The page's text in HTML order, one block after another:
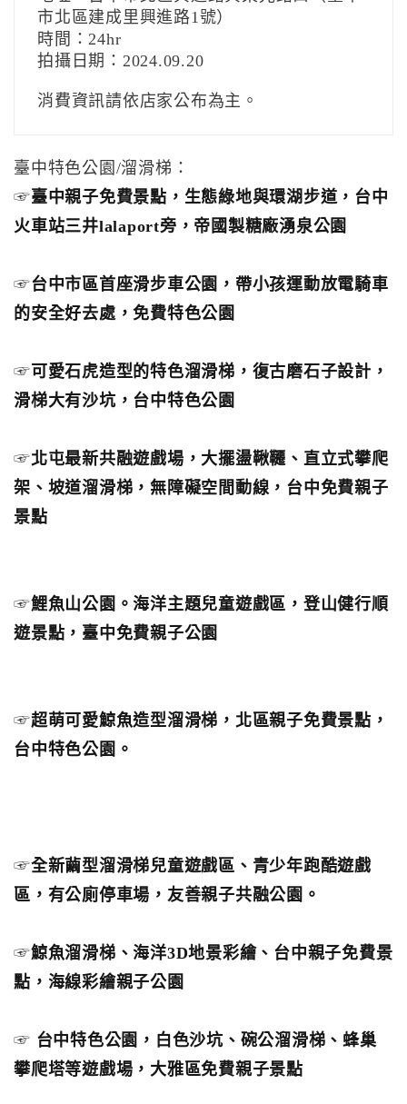
市北區建成里興進路1號）
時間：24hr
拍攝日期：2024.09.20
消費資訊請依店家公布為主。
臺中特色公園/溜滑梯：
☞臺中親子免費景點，生態綠地與環湖步道，台中
火車站三井lalaport旁，帝國製糖廠湧泉公園
☞台中市區首座滑步車公園，帶小孩運動放電騎車
的安全好去處，免費特色公園
☞可愛石虎造型的特色溜滑梯，復古磨石子設計，
滑梯大有沙坑，台中特色公園
☞北屯最新共融遊戲場，大擺盪鞦韆、直立式攀爬
架、坡道溜滑梯，無障礙空間動線，台中免費親子
景點
☞鯉魚山公園。海洋主題兒童遊戲區，登山健行順
遊景點，臺中免費親子公園
☞超萌可愛鯨魚造型溜滑梯，北區親子免費景點，
台中特色公園。
☞全新繭型溜滑梯兒童遊戲區、青少年跑酷遊戲
區，有公廁停車場，友善親子共融公園。
☞鯨魚溜滑梯、海洋3D地景彩繪、台中親子免費景
點，海線彩繪親子公園
☞ 台中特色公園，白色沙坑、碗公溜滑梯、蜂巢
攀爬塔等遊戲場，大雅區免費親子景點